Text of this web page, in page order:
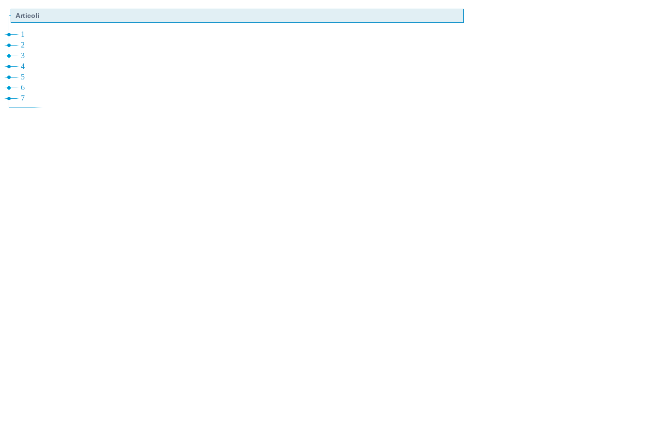
Articoli
1
2
3
4
5
6
7